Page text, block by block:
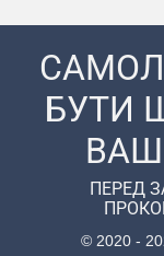
БУТИ
ПЕРЕД
© 2020 -